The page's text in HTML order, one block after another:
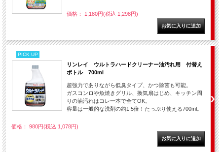
価格： 1,180円(税込 1,298円)
PICK UP
リンレイ ウルトラハードクリーナー油汚れ用 付替え
ボトル 700ml
超強力でありながら低臭タイプ、かつ除菌も可能。
ガスコンロや魚焼きグリル、換気扇はじめ、キッチン周
りの油汚れはコレ一本で全てOK。
容量は一般的な洗剤の約1.5倍！たっぷり使える700ml。
価格： 980円(税込 1,078円)